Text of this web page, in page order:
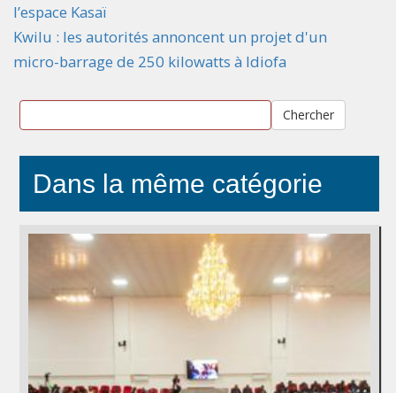
l’espace Kasaï
Kwilu : les autorités annoncent un projet d'un
micro-barrage de 250 kilowatts à Idiofa
Chercher
Dans la même catégorie